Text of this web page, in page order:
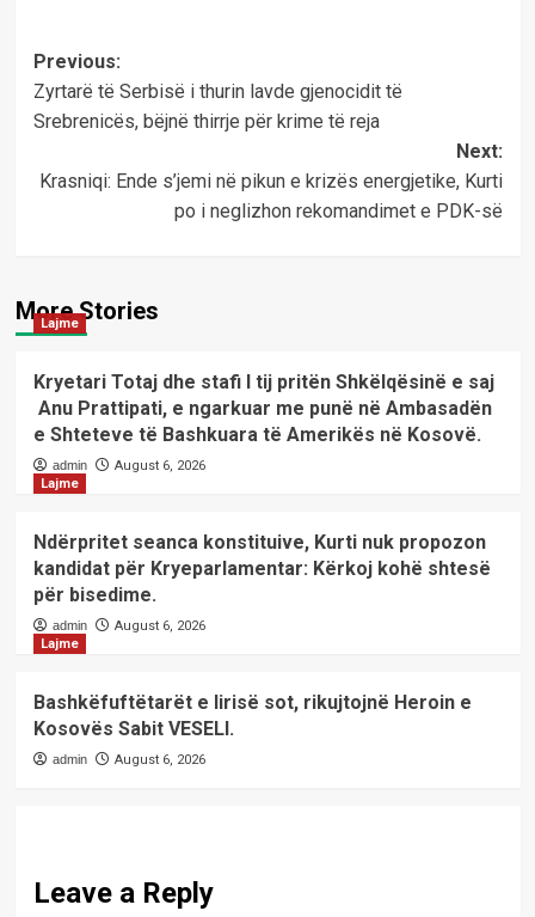
Post
navigation
Previous:
Zyrtarë të Serbisë i thurin lavde gjenocidit të
Srebrenicës, bëjnë thirrje për krime të reja
Next:
Krasniqi: Ende s’jemi në pikun e krizës energjetike, Kurti
po i neglizhon rekomandimet e PDK-së
More Stories
Lajme
Kryetari Totaj dhe stafi I tij pritën Shkëlqësinë e saj
Anu Prattipati, e ngarkuar me punë në Ambasadën
e Shteteve të Bashkuara të Amerikës në Kosovë.
admin
August 6, 2026
Lajme
Ndërpritet seanca konstituive, Kurti nuk propozon
kandidat për Kryeparlamentar: Kërkoj kohë shtesë
për bisedime.
admin
August 6, 2026
Lajme
Bashkëfuftëtarët e lirisë sot, rikujtojnë Heroin e
Kosovës Sabit VESELI.
admin August 6, 2026
Leave a Reply